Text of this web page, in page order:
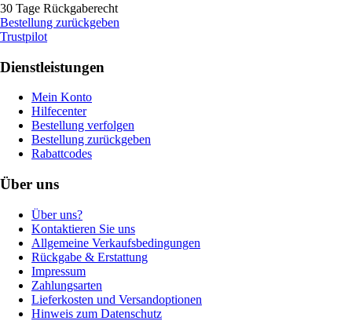
30 Tage Rückgaberecht
Bestellung zurückgeben
Trustpilot
Dienstleistungen
Mein Konto
Hilfecenter
Bestellung verfolgen
Bestellung zurückgeben
Rabattcodes
Über uns
Über uns?
Kontaktieren Sie uns
Allgemeine Verkaufsbedingungen
Rückgabe & Erstattung
Impressum
Zahlungsarten
Lieferkosten und Versandoptionen
Hinweis zum Datenschutz